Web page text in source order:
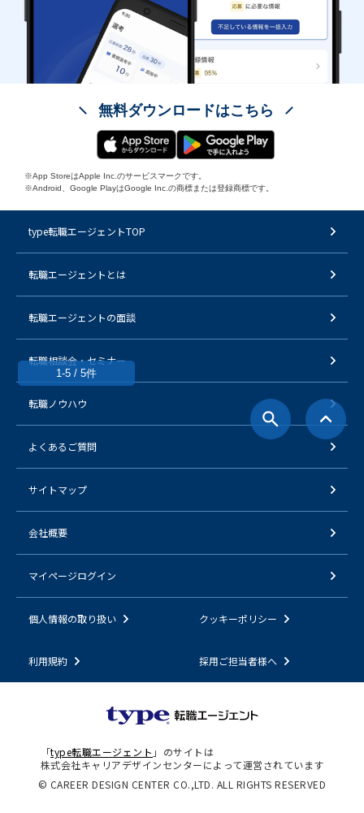
1-5 / 5件
無料ダウンロードはこちら
※App StoreはApple Inc.のサービスマークです。
※Android、Google PlayはGoogle Inc.の商標または登録商標です。
type転職エージェントTOP
転職エージェントとは
転職エージェントの面談
転職相談会・セミナー
転職ノウハウ
よくあるご質問
サイトマップ
会社概要
マイページログイン
個人情報の取り扱い クッキーポリシー
利用規約 採用ご担当者様へ
「type転職エージェント 」のサイトは
株式会社キャリアデザインセンターによって運営されています
© CAREER DESIGN CENTER CO.,LTD. ALL RIGHTS RESERVED